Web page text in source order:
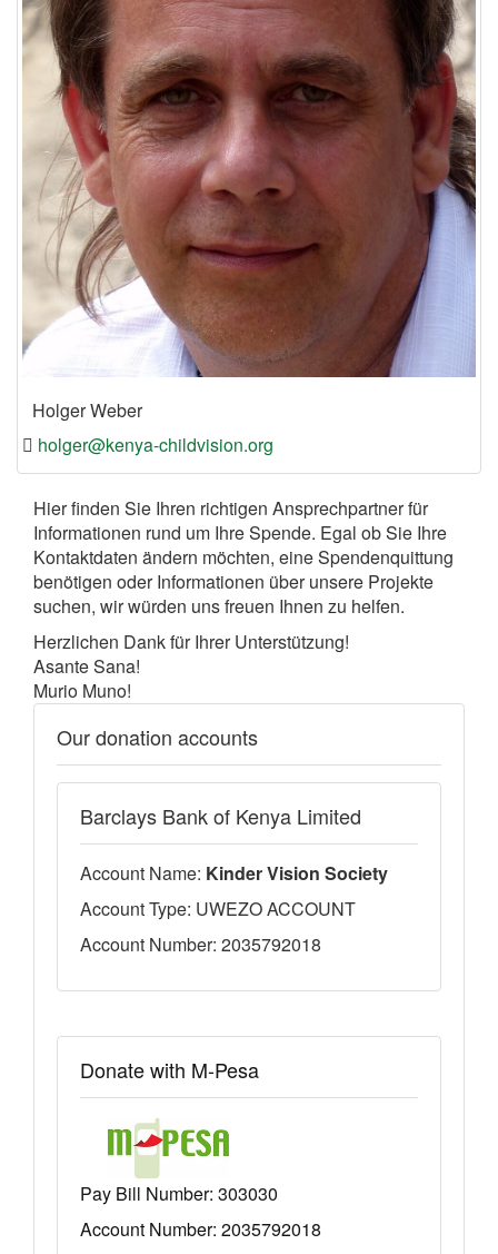
Holger Weber
holger@kenya-childvision.org
Hier finden Sie Ihren richtigen Ansprechpartner für
Informationen rund um Ihre Spende. Egal ob Sie Ihre
Kontaktdaten ändern möchten, eine Spendenquittung
benötigen oder Informationen über unsere Projekte
suchen, wir würden uns freuen Ihnen zu helfen.
Herzlichen Dank für Ihrer Unterstützung!
Asante Sana!
Murio Muno!
Our donation accounts
Barclays Bank of Kenya Limited
Account Name: Kinder Vision Society
Account Type: UWEZO ACCOUNT
Account Number: 2035792018
Donate with M-Pesa
Pay Bill Number: 303030
Account Number: 2035792018